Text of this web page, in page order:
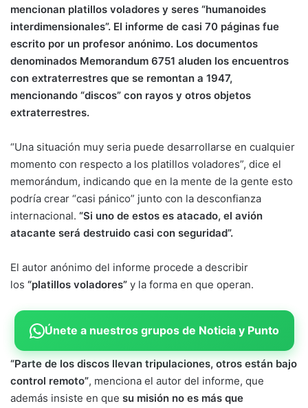
mencionan platillos voladores y seres “humanoides
interdimensionales”. El informe de casi 70 páginas fue
escrito por un profesor anónimo. Los documentos
denominados Memorandum 6751 aluden los encuentros
con extraterrestres que se remontan a 1947,
mencionando “discos” con rayos y otros objetos
extraterrestres.
“Una situación muy seria puede desarrollarse en cualquier
momento con respecto a los platillos voladores”, dice el
memorándum, indicando que en la mente de la gente esto
podría crear “casi pánico” junto con la desconfianza
internacional. “Si uno de estos es atacado, el avión
atacante será destruido casi con seguridad”.
El autor anónimo del informe procede a describir
los “platillos voladores” y la forma en que operan.
Únete a nuestros grupos de Noticia y Punto
“Parte de los discos llevan tripulaciones, otros están bajo
control remoto”, menciona el autor del informe, que
además insiste en que su misión no es más que